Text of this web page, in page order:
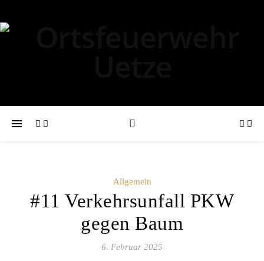
Allgemein
#11 Verkehrsunfall PKW
gegen Baum
6. Februar 2025